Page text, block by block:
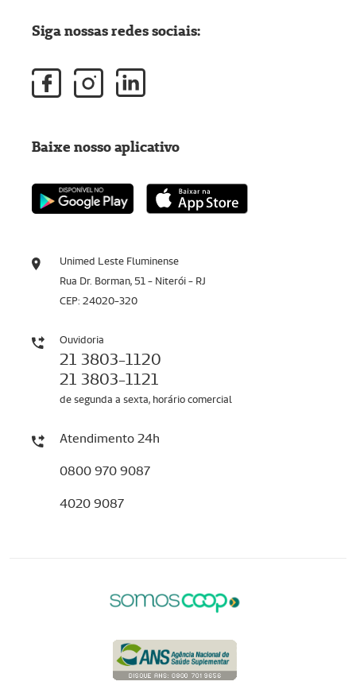
Unimed Leste Fluminense
Rua Dr. Borman, 51 - Niterói - RJ
CEP: 24020-320
Ouvidoria
21 3803-1120
21 3803-1121
de segunda a sexta, horário comercial
Atendimento 24h
0800 970 9087
4020 9087
Siga nossas redes sociais:
Baixe nosso aplicativo